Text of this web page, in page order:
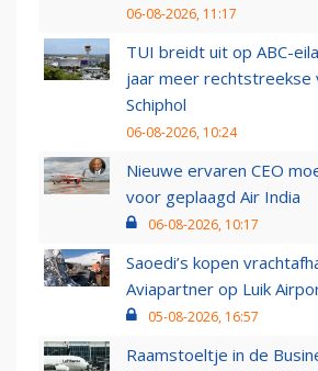
06-08-2026, 11:17
TUI breidt uit op ABC-
jaar meer rechtstreekse
Schiphol
06-08-2026, 10:24
Nieuwe ervaren CEO
voor geplaagd Air India
06-08-2026, 10:17
Saoedi’s kopen
Aviapartner op Luik
05-08-2026, 16:57
Raamstoeltje in de